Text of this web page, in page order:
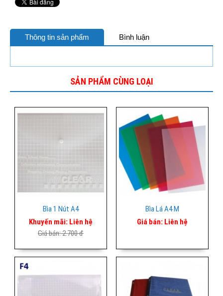
Thông tin sản phẩm Bình luận
SẢN PHẨM CÙNG LOẠI
Bìa 1 Nút A4
Khuyến mãi: Liên hệ
Giá bán:2.700 đ
Bìa Lá A4 M
Giá bán: Liên hệ